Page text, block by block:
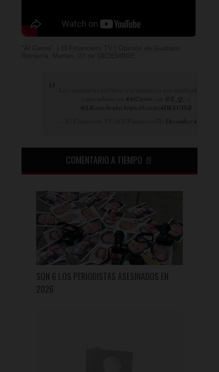
#AlCierre @E_Q_
@LKourchenko https://t.co/az4DKEUYbB
December 4, 2024
COMENTARIO A TIEMPO 📄
SON 6 LOS PERIODISTAS ASESINADOS EN
2026